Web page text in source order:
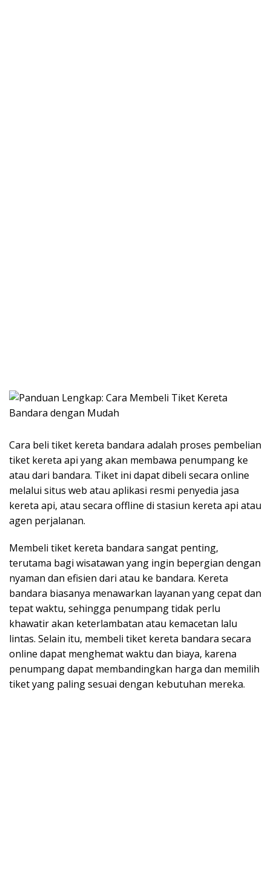
Cara beli tiket kereta bandara adalah proses pembelian
tiket kereta api yang akan membawa penumpang ke
atau dari bandara. Tiket ini dapat dibeli secara online
melalui situs web atau aplikasi resmi penyedia jasa
kereta api, atau secara offline di stasiun kereta api atau
agen perjalanan.
Membeli tiket kereta bandara sangat penting,
terutama bagi wisatawan yang ingin bepergian dengan
nyaman dan efisien dari atau ke bandara. Kereta
bandara biasanya menawarkan layanan yang cepat dan
tepat waktu, sehingga penumpang tidak perlu
khawatir akan keterlambatan atau kemacetan lalu
lintas. Selain itu, membeli tiket kereta bandara secara
online dapat menghemat waktu dan biaya, karena
penumpang dapat membandingkan harga dan memilih
tiket yang paling sesuai dengan kebutuhan mereka.